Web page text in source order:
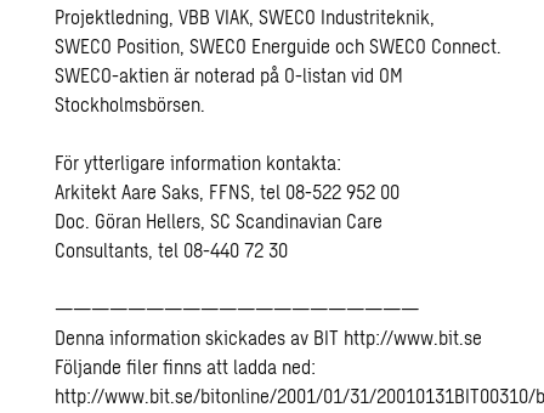
Projektledning, VBB VIAK, SWECO Industriteknik,
SWECO Position, SWECO Energuide och SWECO Connect.
SWECO-aktien är noterad på O-listan vid OM
Stockholmsbörsen.
För ytterligare information kontakta:
Arkitekt Aare Saks, FFNS, tel 08-522 952 00
Doc. Göran Hellers, SC Scandinavian Care
Consultants, tel 08-440 72 30
————————————————————
Denna information skickades av BIT http://www.bit.se
Följande filer finns att ladda ned:
http://www.bit.se/bitonline/2001/01/31/20010131BIT00310/